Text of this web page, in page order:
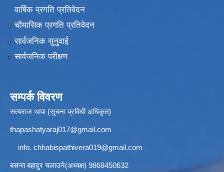
वार्षिक प्रगति प्रतिवेदन
चौमासिक प्रगति प्रतिवेदन
सार्वजनिक सुनुवाई
सार्वजनिक परीक्षण
सम्पर्क विवरण
सत्यराज थापा (सुचना प्रबिधी अधिकृत)
thapashatyaraj017@gmail.com
info. chhabispathivera019@gmail.com
बसन्त बहादुर चलाउने(अध्यक्ष) 9868450632